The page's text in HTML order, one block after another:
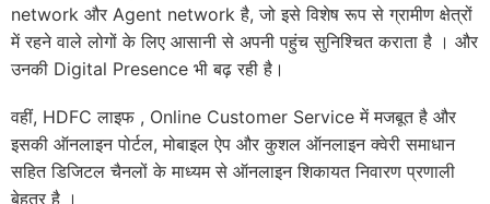
network और Agent network है, जो इसे विशेष रूप से ग्रामीण क्षेत्रों
में रहने वाले लोगों के लिए आसानी से अपनी पहुंच सुनिश्चित कराता है । और
उनकी Digital Presence भी बढ़ रही है।
वहीं, HDFC लाइफ , Online Customer Service में मजबूत है और
इसकी ऑनलाइन पोर्टल, मोबाइल ऐप और कुशल ऑनलाइन क्वेरी समाधान
सहित डिजिटल चैनलों के माध्यम से ऑनलाइन शिकायत निवारण प्रणाली
बेहतर है ।